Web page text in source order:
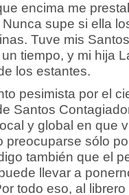
encima me
supe si ella
Tuve mis
tiempo, y mi hija
los estantes.
pesimista por el
Santos
y global en que
preocuparse sólo
también que el
llevar a
todo eso, al